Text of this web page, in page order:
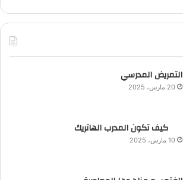
التمريض المدرسي
20 مارس، 2025
كيف تكون المدرب الهاتريك
10 مارس، 2025